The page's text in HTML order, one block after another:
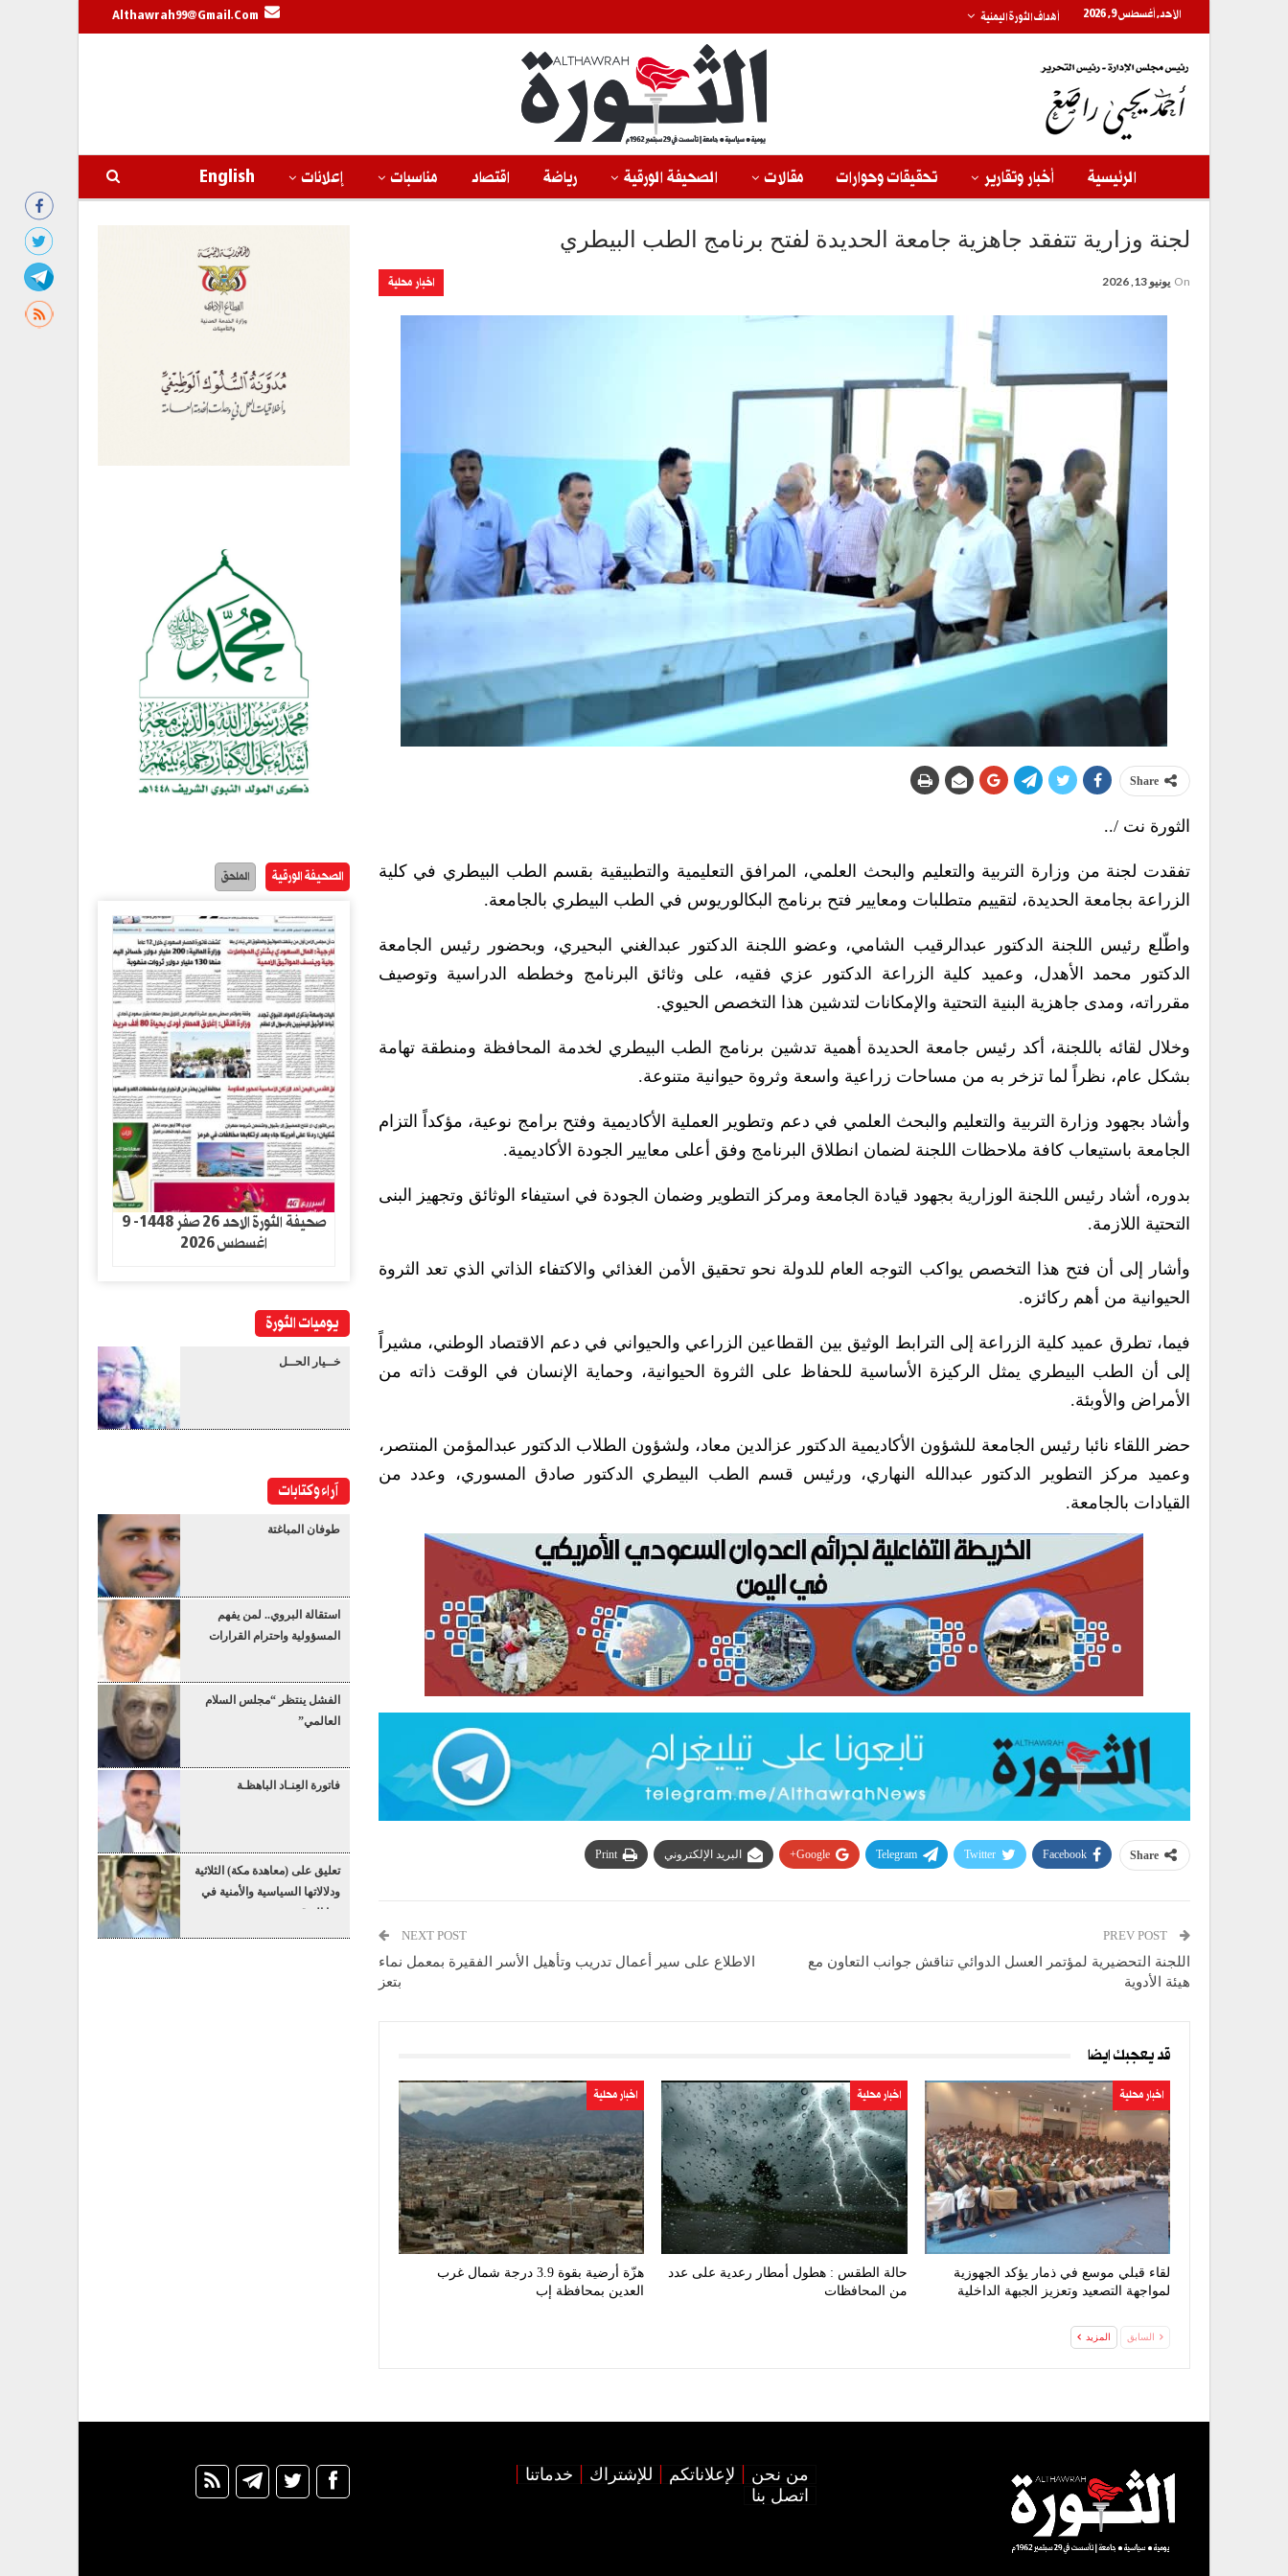
الأحد, أغسطس 9, 2026 أهداف الثورة اليمنية Althawrah99@gmail.com
الرئيسية أخبار وتقارير تحقيقات وحوارات مقالات الصحيفة الورقية رياضة اقتصاد مناسبات إعلانات English
لجنة وزارية تتفقد جاهزية جامعة الحديدة لفتح برنامج الطب البيطري
اخبار محلية On يونيو 13, 2026
Share
الثورة نت /..
تفقدت لجنة من وزارة التربية والتعليم والبحث العلمي، المرافق التعليمية والتطبيقية بقسم الطب البيطري في كلية
الزراعة بجامعة الحديدة، لتقييم متطلبات ومعايير فتح برنامج البكالوريوس في الطب البيطري بالجامعة.
واطّلع رئيس اللجنة الدكتور عبدالرقيب الشامي، وعضو اللجنة الدكتور عبدالغني البحيري، وبحضور رئيس الجامعة
الدكتور محمد الأهدل، وعميد كلية الزراعة الدكتور عزي فقيه، على وثائق البرنامج وخططه الدراسية وتوصيف
مقرراته، ومدى جاهزية البنية التحتية والإمكانات لتدشين هذا التخصص الحيوي.
وخلال لقائه باللجنة، أكد رئيس جامعة الحديدة أهمية تدشين برنامج الطب البيطري لخدمة المحافظة ومنطقة تهامة
بشكل عام، نظراً لما تزخر به من مساحات زراعية واسعة وثروة حيوانية متنوعة.
وأشاد بجهود وزارة التربية والتعليم والبحث العلمي في دعم وتطوير العملية الأكاديمية وفتح برامج نوعية، مؤكداً التزام
الجامعة باستيعاب كافة ملاحظات اللجنة لضمان انطلاق البرنامج وفق أعلى معايير الجودة الأكاديمية.
بدوره، أشاد رئيس اللجنة الوزارية بجهود قيادة الجامعة ومركز التطوير وضمان الجودة في استيفاء الوثائق وتجهيز البنى
التحتية اللازمة.
وأشار إلى أن فتح هذا التخصص يواكب التوجه العام للدولة نحو تحقيق الأمن الغذائي والاكتفاء الذاتي الذي تعد الثروة
الحيوانية من أهم ركائزه.
فيما، تطرق عميد كلية الزراعة إلى الترابط الوثيق بين القطاعين الزراعي والحيواني في دعم الاقتصاد الوطني، مشيراً
إلى أن الطب البيطري يمثل الركيزة الأساسية للحفاظ على الثروة الحيوانية، وحماية الإنسان في الوقت ذاته من
الأمراض والأوبئة.
حضر اللقاء نائبا رئيس الجامعة للشؤون الأكاديمية الدكتور عزالدين معاد، ولشؤون الطلاب الدكتور عبدالمؤمن المنتصر،
وعميد مركز التطوير الدكتور عبدالله النهاري، ورئيس قسم الطب البيطري الدكتور صادق المسوري، وعدد من
القيادات بالجامعة.
Share
Facebook
Twitter
Telegram
Google+ البريد الإلكتروني Print
اللجنة التحضيرية لمؤتمر العسل الدوائي تناقش جوانب التعاون مع
هيئة الأدوية
NEXT POST
الاطلاع على سير أعمال تدريب وتأهيل الأسر الفقيرة بمعمل نماء
بتعز
قد يعجبك ايضا
اخبار محلية
لقاء قبلي موسع في ذمار يؤكد الجهوزية
لمواجهة التصعيد وتعزيز الجبهة الداخلية
اخبار محلية
حالة الطقس : هطول أمطار رعدية على عدد
من المحافظات
اخبار محلية
هزّة أرضية بقوة 3.9 درجة شمال غرب
العدين بمحافظة إب
السابق المزيد
الصحيفة الورقية الملحق
صحيفة الثورة الاحد 26 صفر 1448- 9
اغسطس 2026
يوميات الثورة
خــيار الحــل
آراء وكتابات
طوفان المباغتة
استقالة البروي.. لمن يفهم
المسؤولية واحترام القرارات
الفشل ينتظر “مجلس السلام
العالمي”
فاتورة العِنـاد الباهظـة
تعليق على (معاهدة مكة) الثلاثية
ودلالاتها السياسية والأمنية في
هذا التوقيت
من نحن لإعلاناتكم للإشتراك
خدماتنا
اتصل بنا